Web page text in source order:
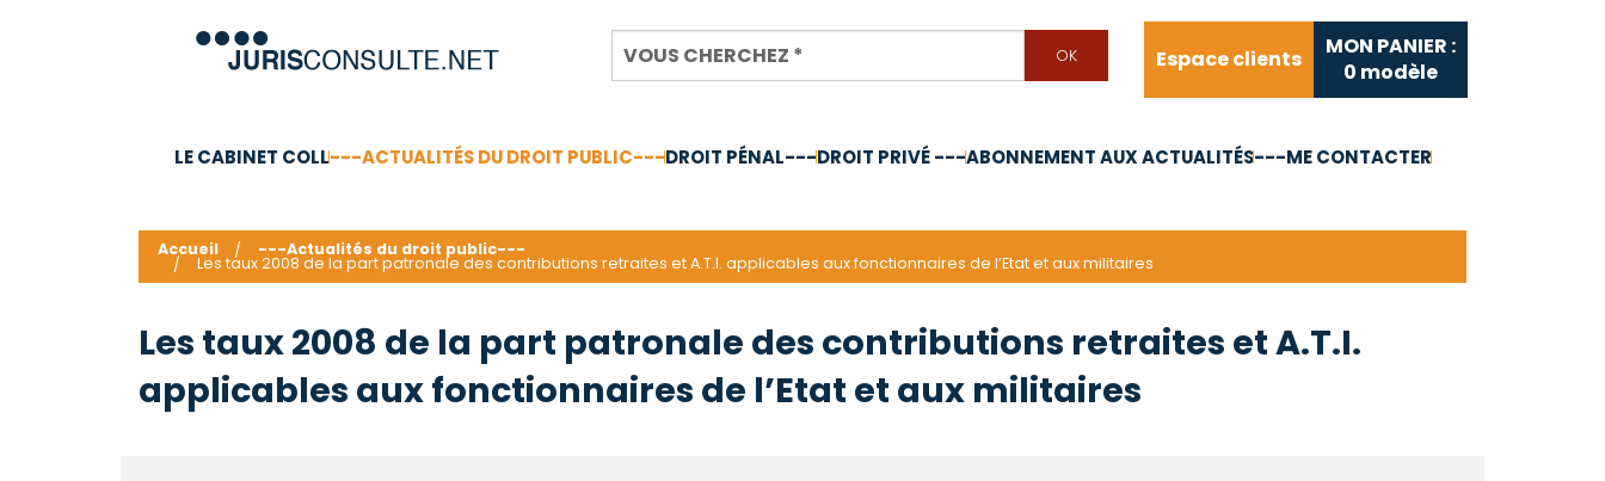
Espace clients
MON PANIER :
0 modèle
LE CABINET COLL---ACTUALITÉS DU DROIT PUBLIC---DROIT PÉNAL---DROIT PRIVÉ ---ABONNEMENT AUX ACTUALITÉS---ME CONTACTER
Accueil ---Actualités du droit public---
Les taux 2008 de la part patronale des contributions retraites et A.T.I. applicables aux fonctionnaires de l’Etat et aux militaires
Les taux 2008 de la part patronale des contributions retraites et A.T.I.
applicables aux fonctionnaires de l’Etat et aux militaires